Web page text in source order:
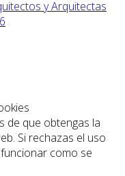
y Arquitectas
de que obtengas la
Si rechazas el uso
como se